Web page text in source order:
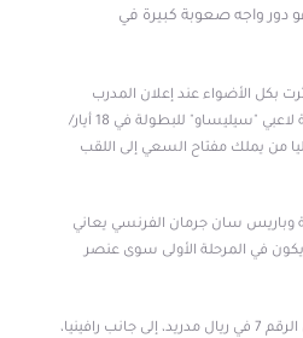
دور واجه صعوبة كبيرة في
بكل الأضواء عند إعلان المدرب
الإيطالي كارلو أنشيلوتي قائمة لاعبي "سيليساو" للبطولة في 18 أيار/
من يملك مفتاح السعي إلى اللقب
وباريس سان جرمان الفرنسي يعاني
في المرحلة الأولى سوى عنصر
وعلى النقيض تماما، يُنتظر من الرقم 7 في ريال مدريد، إلى جانب رافينيا،